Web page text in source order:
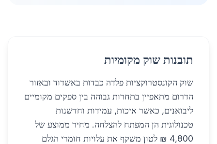
תובנות שוק מקומיות
שוק הקונסטרוקציות פלדה כבדות באשדוד ובאזור
הדרום מתאפיין בתחרות גבוהה בין ספקים מקומיים
ליבואנים, כאשר איכות, עמידות וחדשנות
טכנולוגית הן המפתח להצלחה. מחיר ממוצע של
4,800 ₪ לטון משקף את עלויות חומרי הגלם